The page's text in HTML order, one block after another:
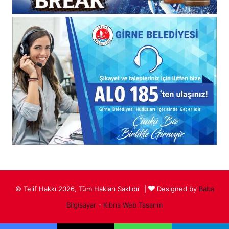
© Telif Hakkı 2026, Tüm Hakları Saklıdır | Designed by Baba
Bilgisayar - Kıbrıs Web Tasarım